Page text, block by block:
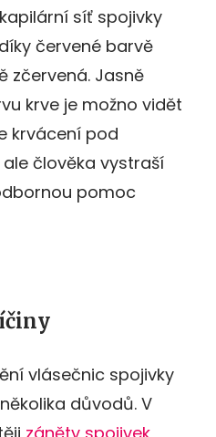
síť spojivky
červené barvě
zčervená. Jasně
krve je možno vidět
krvácení pod
člověka vystraší
pomoc
vlásečnic spojivky
důvodů. V